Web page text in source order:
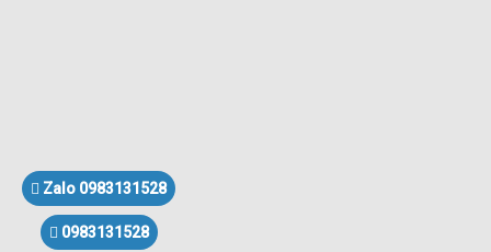
Zalo 0983131528
0983131528